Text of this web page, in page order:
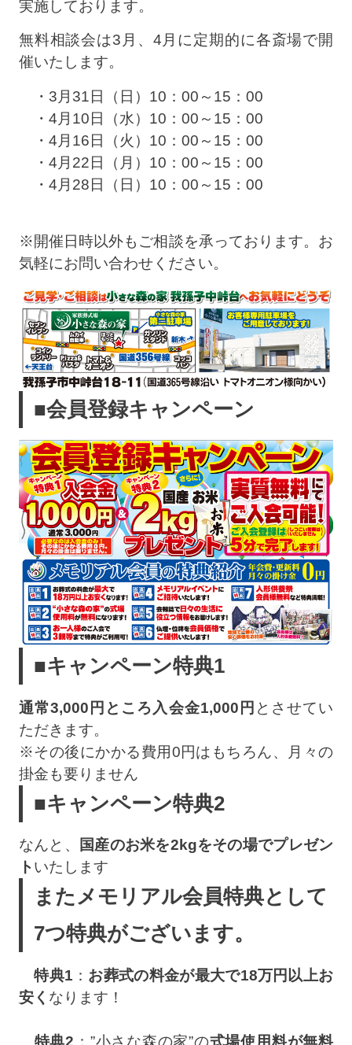
実施しております。
無料相談会は3月、4月に定期的に各斎場で開
催いたします。
・3月31日（日）10：00～15：00
・4月10日（水）10：00～15：00
・4月16日（火）10：00～15：00
・4月22日（月）10：00～15：00
・4月28日（日）10：00～15：00
※開催日時以外もご相談を承っております。お
気軽にお問い合わせください。
■会員登録キャンペーン
■キャンペーン特典1
通常3,000円ところ入会金1,000円 とさせてい
ただきます。
※その後にかかる費用0円はもちろん、月々の
掛金も要りません
■キャンペーン特典2
なんと、
国産のお米を2kgをその場でプレゼン
トいたします
またメモリアル会員特典として
7つ特典がございます。
特典1 ： お葬式の料金が最大で18万円以上お
安く なります！
特典2 ：”小さな森の家”の式場使用料が無料